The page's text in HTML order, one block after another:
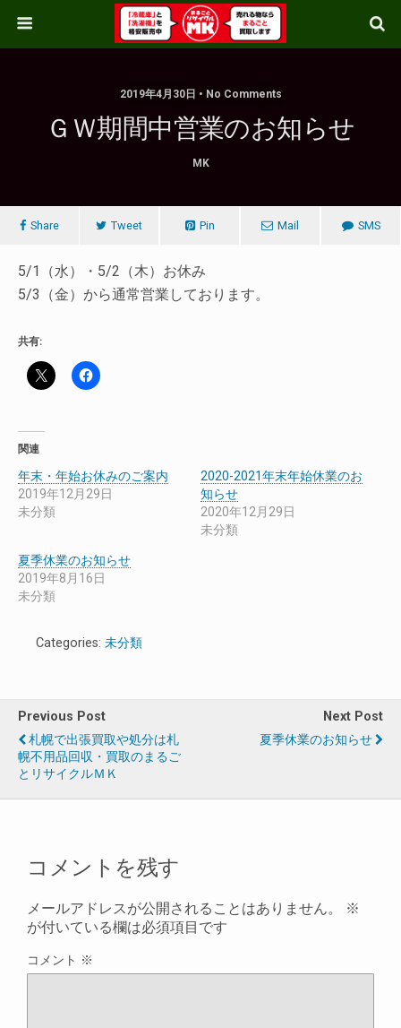
2019年4月30日 • No Comments
ＧＷ期間中営業のお知らせ
MK
Share Tweet Pin Mail SMS
5/1（水）・5/2（木）お休み
5/3（金）から通常営業しております。
共有:
関連
年末・年始お休みのご案内
2019年12月29日
未分類
2020-2021年末年始休業のお
知らせ
2020年12月29日
未分類
夏季休業のお知らせ
2019年8月16日
未分類
Categories: 未分類
Previous Post
札幌で出張買取や処分は札
幌不用品回収・買取のまるご
とリサイクルＭＫ
Next Post
夏季休業のお知らせ
コメントを残す
メールアドレスが公開されることはありません。
※
が付いている欄は必須項目です
コメント ※